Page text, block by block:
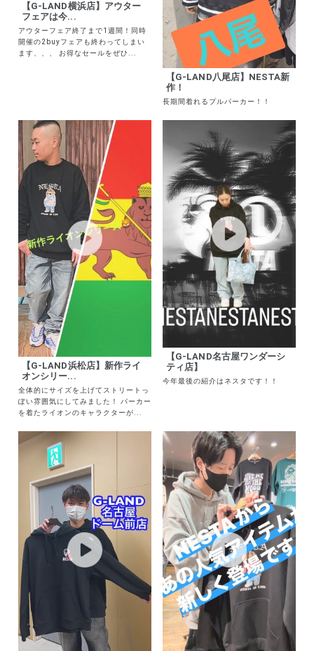
サイズ
S
M
L
XL
XXL
XXXL
29inc
30inc
32inc
38inc
tune 絞り込んで検索する
【G-LAND横浜店】アウター
フェアは今...
アウターフェア終了まで1週間！同時
開催の2buyフェアも終わってしまい
ます、、、 お得なセールをぜひ...
【G-LAND八尾店】NESTA新
作！
長期間着れるプルパーカー！！
【G-LAND浜松店】新作ライ
オンシリー...
全体的にサイズを上げてストリートっ
ぽい雰囲気にしてみました！ パーカー
を着たライオンのキャラクターが...
【G-LAND名古屋ワンダーシ
ティ店】
今年最後の紹介はネスタです！！